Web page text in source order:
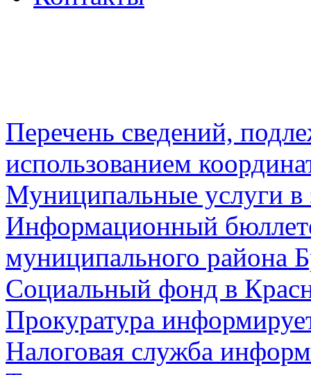
Перечень сведений,
использованием
Муниципальные услуги в
Информационный
муниципального района
Социальный фонд в
Прокуратура
Налоговая служба